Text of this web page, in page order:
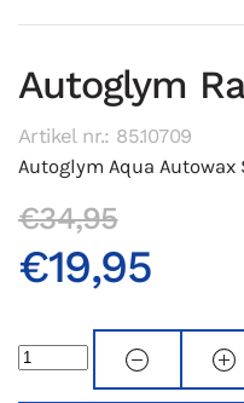
Autoglym
Artikel nr.: 85.10709
Autoglym Aqua Autowax
€34,95
€19,95